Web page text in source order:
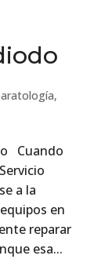
,
Cuando
a la
en
reparar
esa...